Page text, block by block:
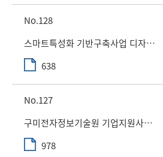
128
스마트특성화 기반구축사업 디자인지원사업 2차 공고
638
127
구미전자정보기술원 기업지원사업 관련 평가위원회 평가위원 POOL 모집
978